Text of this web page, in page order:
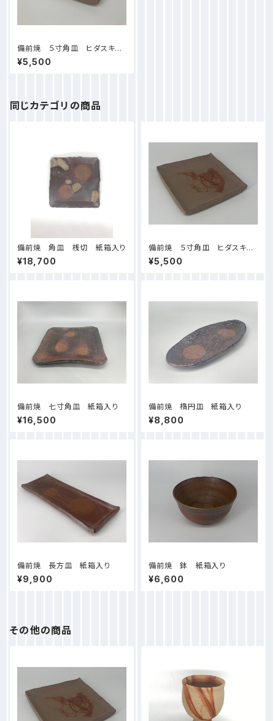
備前焼 ５寸角皿 ヒダスキ
（2） 紙箱入り
¥5,500
同じカテゴリの商品
備前焼 角皿 桟切 紙箱入り
¥18,700
備前焼 ５寸角皿 ヒダスキ
（１） 紙箱入り
¥5,500
備前焼 七寸角皿 紙箱入り
¥16,500
備前焼 楕円皿 紙箱入り
¥8,800
備前焼 長方皿 紙箱入り
¥9,900
備前焼 鉢 紙箱入り
¥6,600
その他の商品